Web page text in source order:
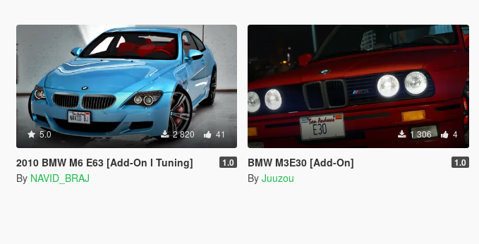
5.0 2 820 41
2010 BMW M6 E63 [Add-On l Tuning] 1.0
By NAVID_BRAJ
1 306 4
BMW M3E30 [Add-On] 1.0
By Juuzou